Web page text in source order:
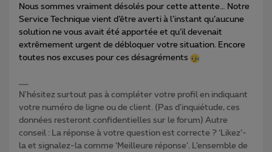
Nous sommes vraiment désolés pour cette attente… Notre
Service Technique vient d’être averti à l’instant qu’aucune
solution ne vous avait été apportée et qu’il devenait
extrêmement urgent de débloquer votre situation. Encore
toutes nos excuses pour ces désagréments
N'hésitez surtout pas à compléter votre profil en indiquant
votre numéro de ligne ou de client. (Pas d'inquiétude, ces
données resteront confidentielles sur le forum) Autre
conseil : La réponse à votre question est correcte ? ‘Likez’-
la et signalez-la comme ‘Meilleure réponse’. L’ensemble de